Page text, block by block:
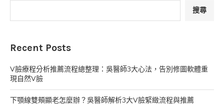
搜尋
Recent Posts
V臉療程分析推薦流程總整理：吳醫師3大心法，告別修圖軟體重
現自然V臉
下顎線雙頰顯老怎麼辦？吳醫師解析3大V臉緊緻流程與推薦